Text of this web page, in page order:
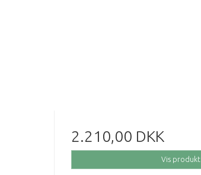
2.210,00 DKK
Vis produkt